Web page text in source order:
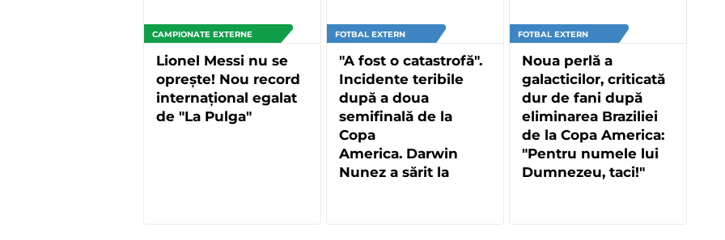
CAMPIONATE EXTERNE
Lionel Messi nu se
oprește! Nou record
internațional egalat
de "La Pulga"
FOTBAL EXTERN
"A fost o catastrofă".
Incidente teribile
după a doua
semifinală de la
Copa
America. Darwin
Nunez a sărit la
FOTBAL EXTERN
Noua perlă a
galacticilor, criticată
dur de fani după
eliminarea Braziliei
de la Copa America:
"Pentru numele lui
Dumnezeu, taci!"